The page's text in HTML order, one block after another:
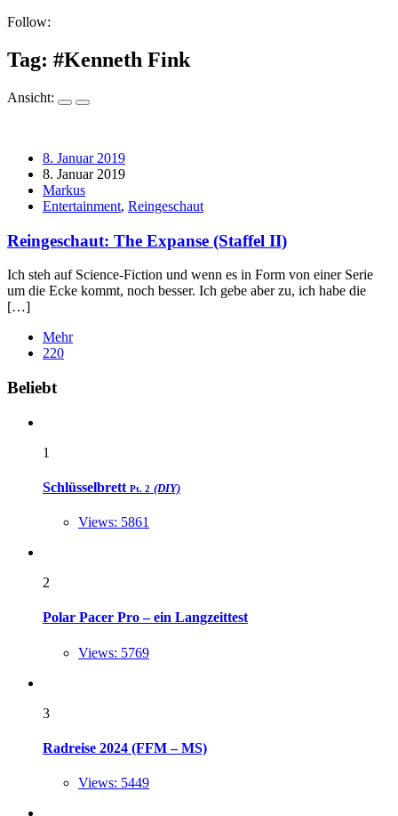
Follow:
Tag: #Kenneth Fink
Ansicht:
8. Januar 2019
8. Januar 2019
Markus
Entertainment, Reingeschaut
Reingeschaut: The Expanse (Staffel II)
Ich steh auf Science-Fiction und wenn es in Form von einer Serie
um die Ecke kommt, noch besser. Ich gebe aber zu, ich habe die
[…]
Mehr
220
Widgets
Beliebt
1
Schlüsselbrett Pt. 2 (DIY)
Views: 5861
2
Polar Pacer Pro – ein Langzeittest
Views: 5769
3
Radreise 2024 (FFM – MS)
Views: 5449